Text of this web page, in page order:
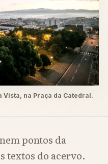
Vista, na Praça da Catedral.
pontos da
textos do acervo.